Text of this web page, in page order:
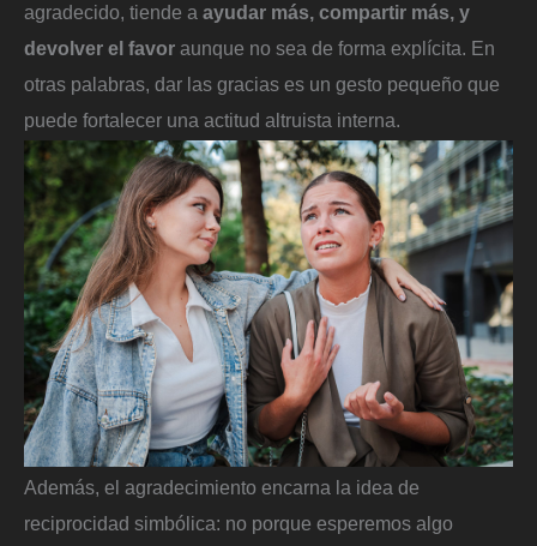
agradecido, tiende a ayudar más, compartir más, y
devolver el favor aunque no sea de forma explícita. En
otras palabras, dar las gracias es un gesto pequeño que
puede fortalecer una actitud altruista interna.
Además, el agradecimiento encarna la idea de
reciprocidad simbólica: no porque esperemos algo